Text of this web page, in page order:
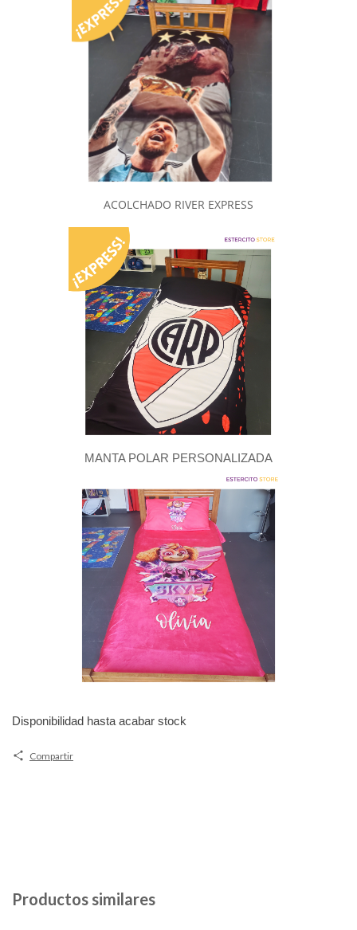
ACOLCHADO RIVER EXPRESS
MANTA POLAR PERSONALIZADA
Disponibilidad hasta acabar stock
Compartir
Productos similares